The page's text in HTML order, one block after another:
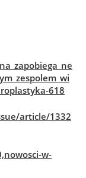
618
article/1332
w-